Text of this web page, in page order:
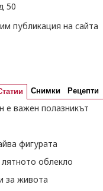
50
публикация на сайта
Снимки Рецепти
е важен полазникът
фигурата
облекло
за живота